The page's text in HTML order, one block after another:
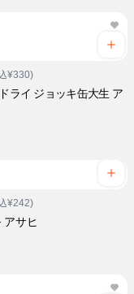
¥330)
ライ ジョッキ缶大生 ア
¥242)
サヒ